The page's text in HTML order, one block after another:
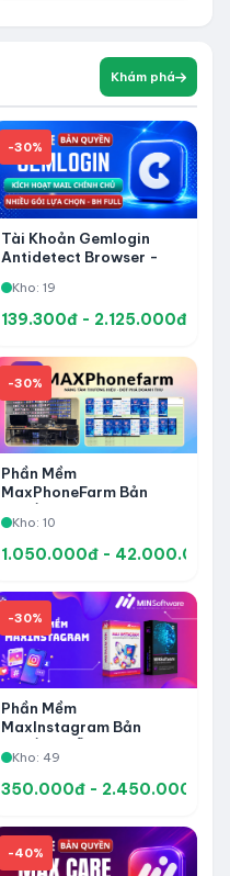
Khám phá
-30%
Tài Khoản Gemlogin
Antidetect Browser -
Nhiều Tài Khoản
Kho: 19
139.300đ - 2.125.000đ
-30%
Phần Mềm
MaxPhoneFarm Bản
Facebook Trên Điện
Thoại, Nuôi Tài Khoản
Kho: 10
1.050.000đ - 42.000.000đ
-30%
Phần Mềm
MaxInstagram Bản
Chăm Sóc Và Tự Động
Hóa Tài Khoản
Kho: 49
350.000đ - 2.450.000đ
-40%